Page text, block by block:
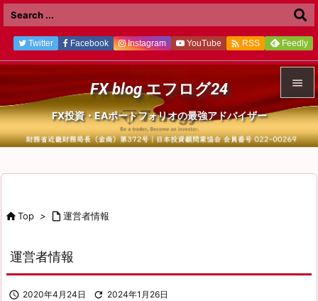



Twitter Facebook Instagram YouTube  RSS Feedly
FX blog エフログ24
FX投資・EAポートフォリオの最強アドバイザー
Top >  運営者情報
運営者情報
 2020年4月24日  2024年1月26日